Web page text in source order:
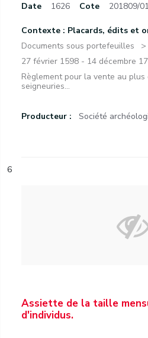
Date 1626 Cote 201809/
Contexte : Placards, édits et
Documents sous portefeuilles
27 février 1598 - 14 décembre
Règlement pour la vente au
seigneuries...
Producteur : Société
6
Assiette de la taille
d'individus.